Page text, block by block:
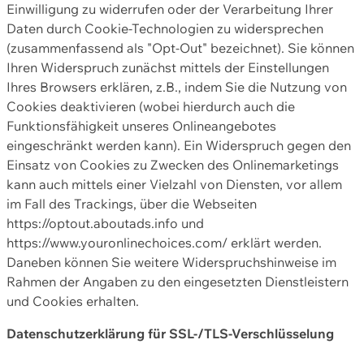
Einwilligung zu widerrufen oder der Verarbeitung Ihrer
Daten durch Cookie-Technologien zu widersprechen
(zusammenfassend als "Opt-Out" bezeichnet). Sie können
Ihren Widerspruch zunächst mittels der Einstellungen
Ihres Browsers erklären, z.B., indem Sie die Nutzung von
Cookies deaktivieren (wobei hierdurch auch die
Funktionsfähigkeit unseres Onlineangebotes
eingeschränkt werden kann). Ein Widerspruch gegen den
Einsatz von Cookies zu Zwecken des Onlinemarketings
kann auch mittels einer Vielzahl von Diensten, vor allem
im Fall des Trackings, über die Webseiten
https://optout.aboutads.info und
https://www.youronlinechoices.com/ erklärt werden.
Daneben können Sie weitere Widerspruchshinweise im
Rahmen der Angaben zu den eingesetzten Dienstleistern
und Cookies erhalten.
Datenschutzerklärung für SSL-/TLS-Verschlüsselung